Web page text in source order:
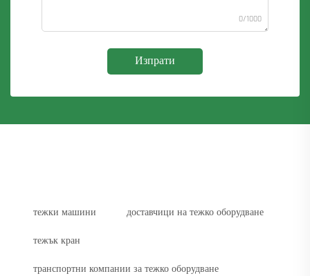
0/1000
Изпрати
тежки машини доставчици на тежко оборудване
тежък кран
транспортни компании за тежко оборудване